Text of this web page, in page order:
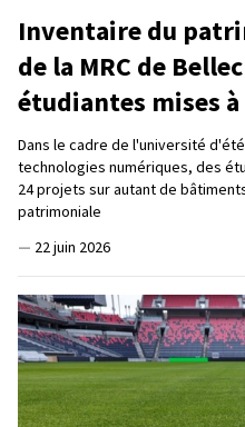
Inventaire du
de la MRC de
étudiantes mises
Dans le cadre de l'université
technologies numériques, des
24 projets sur autant de
patrimoniale
— 22 juin 2026